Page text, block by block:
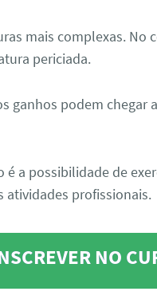
mais complexas. No
periciada.
ganhos podem chegar
a possibilidade de
atividades profissionais.
NO